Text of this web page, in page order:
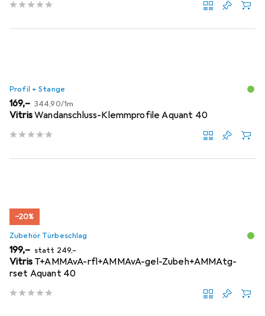
Profil + Stange
EUR
169,– EUR
344,90/1m
VitrisWandanschluss-Klemmprofile Aquant 40
−20%
Zubehör Türbeschlag
EUR
199,– statt EUR
249,–
Vitris T+AMMAvA-rfl+AMMAvA-gel-Zubeh+AMMAtg-
rset Aquant 40